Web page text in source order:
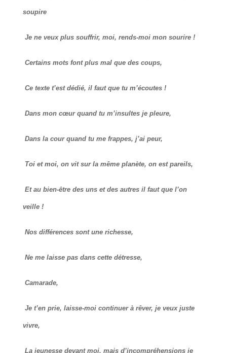
soupire
Je ne veux plus souffrir, moi, rends-moi mon sourire !
Certains mots font plus mal que des coups,
Ce texte t’est dédié, il faut que tu m’écoutes !
Dans mon cœur quand tu m’insultes je pleure,
Dans la cour quand tu me frappes, j’ai peur,
Toi et moi, on vit sur la même planète, on est pareils,
Et au bien-être des uns et des autres il faut que l’on
veille !
Nos différences sont une richesse,
Ne me laisse pas dans cette détresse,
Camarade,
Je t’en prie, laisse-moi continuer à rêver, je veux juste
vivre,
La jeunesse devant moi, mais d’incompréhensions je